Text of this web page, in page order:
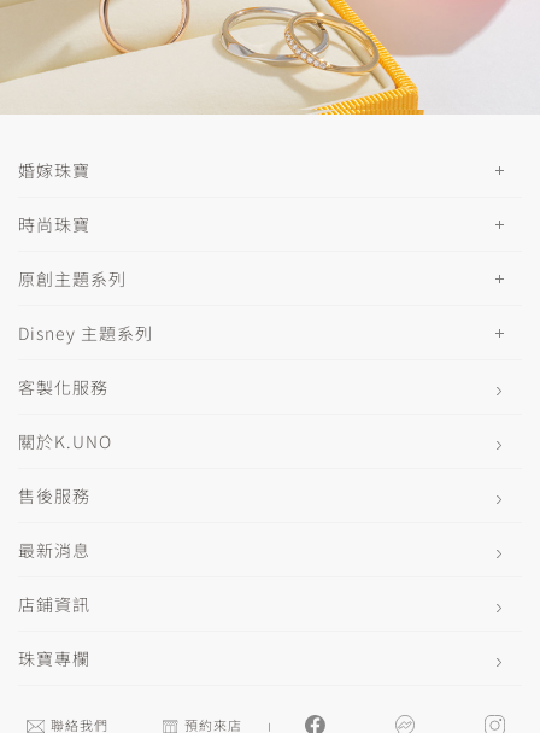
婚嫁珠寶
時尚珠寶
原創主題系列
Disney 主題系列
客製化服務
關於K.UNO
售後服務
最新消息
店鋪資訊
珠寶專欄
聯絡我們 預約來店